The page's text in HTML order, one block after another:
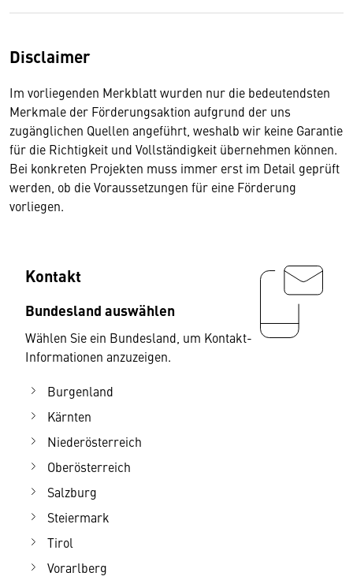
Disclaimer
Im vorliegenden Merkblatt wurden nur die bedeutendsten
Merkmale der Förderungsaktion aufgrund der uns
zugänglichen Quellen angeführt, weshalb wir keine Garantie
für die Richtigkeit und Vollständigkeit übernehmen können.
Bei konkreten Projekten muss immer erst im Detail geprüft
werden, ob die Voraussetzungen für eine Förderung
vorliegen.
Kontakt
Bundesland auswählen
Wählen Sie ein Bundesland, um Kontakt-
Informationen anzuzeigen.
Burgenland
Kärnten
Niederösterreich
Oberösterreich
Salzburg
Steiermark
Tirol
Vorarlberg